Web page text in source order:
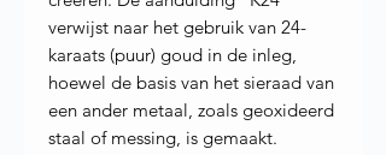
verwijst naar het gebruik van 24-
karaats (puur) goud in de inleg,
hoewel de basis van het sieraad van
een ander metaal, zoals geoxideerd
staal of messing, is gemaakt.